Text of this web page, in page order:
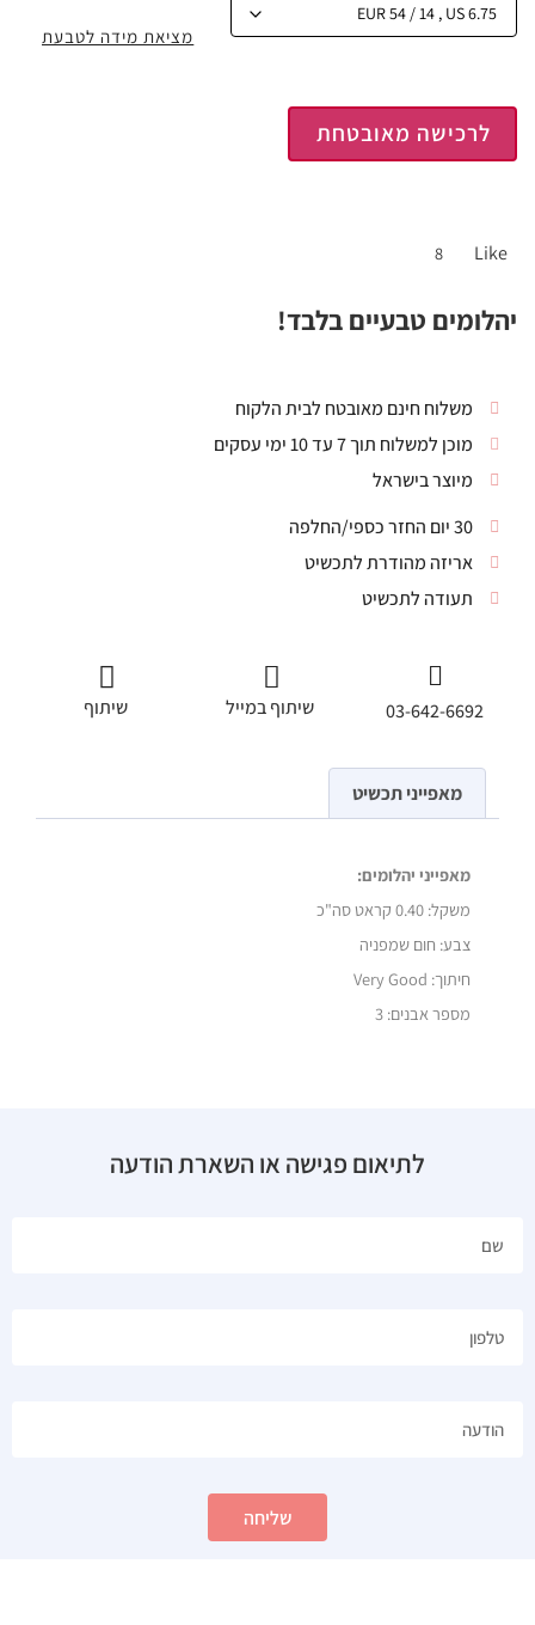
לרכישה מאובטחת
Like
8
מציאת מידה לטבעת
יהלומים טבעיים בלבד!
משלוח חינם מאובטח לבית הלקוח
מוכן למשלוח תוך 7 עד 10 ימי עסקים
מיוצר בישראל
30 יום החזר כספי/החלפה
אריזה מהודרת לתכשיט
תעודה לתכשיט
03-642-6692 שיתוף במייל שיתוף
מאפייני תכשיט
מאפייני יהלומים:
משקל: 0.40 קראט סה"כ
צבע: חום שמפניה
חיתוך: Very Good
מספר אבנים: 3
לתיאום פגישה או השארת הודעה
שליחה